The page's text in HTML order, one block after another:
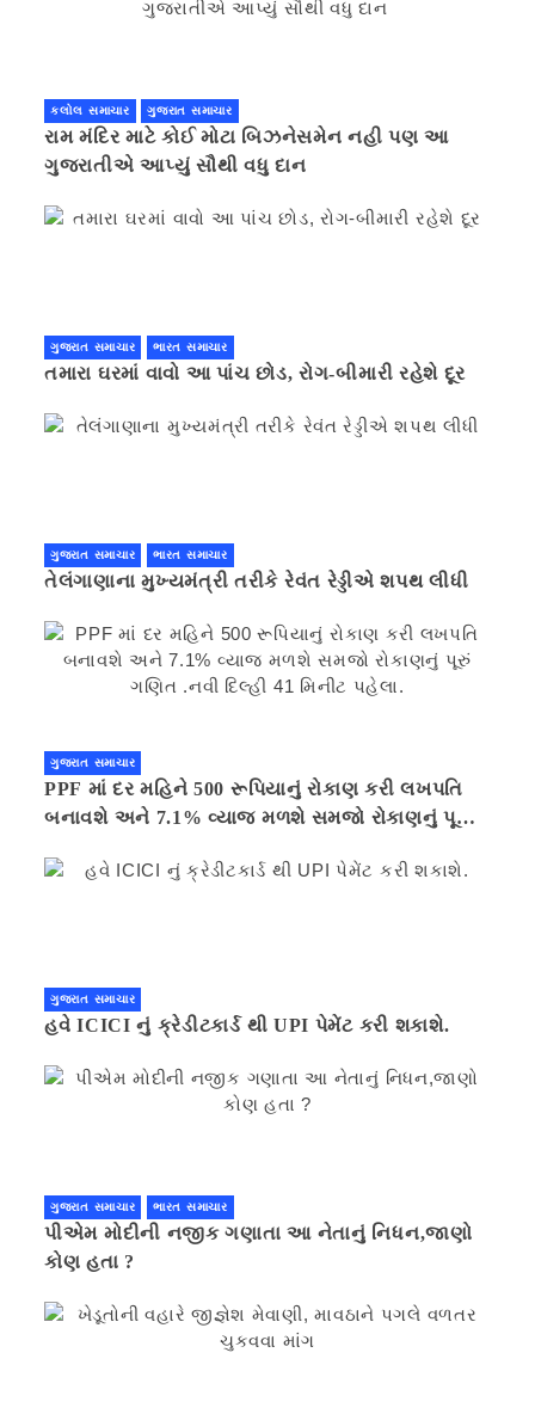
કલોલ સમાચાર ગુજરાત સમાચાર
રામ મંદિર માટે કોઈ મોટા બિઝનેસમેન નહી પણ આ
ગુજરાતીએ આપ્યું સૌથી વધુ દાન
ગુજરાત સમાચાર ભારત સમાચાર
તમારા ઘરમાં વાવો આ પાંચ છોડ, રોગ-બીમારી રહેશે દૂર
ગુજરાત સમાચાર ભારત સમાચાર
તેલંગાણાના મુખ્યમંત્રી તરીકે રેવંત રેડ્ડીએ શપથ લીધી
ગુજરાત સમાચાર
PPF માં દર મહિને 500 રૂપિયાનું રોકાણ કરી લખપતિ
બનાવશે અને 7.1% વ્યાજ મળશે સમજો રોકાણનું પૂરું
ગુજરાત સમાચાર
હવે ICICI નું ક્રેડીટકાર્ડ થી UPI પેમેંટ કરી શકાશે.
ગુજરાત સમાચાર ભારત સમાચાર
પીએમ મોદીની નજીક ગણાતા આ નેતાનું નિધન,જાણો
કોણ હતા ?